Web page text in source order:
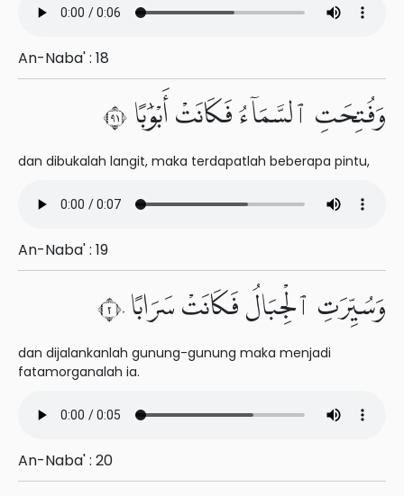
An-Naba' : 18
وَفُتِحَتِ ٱلسَّمَآءُ فَكَانَتْ أَبْوَٰبًا ١٩
dan dibukalah langit, maka terdapatlah beberapa pintu,
An-Naba' : 19
وَسُيِّرَتِ ٱلْجِبَالُ فَكَانَتْ سَرَابًا ٢٠
dan dijalankanlah gunung-gunung maka menjadi
fatamorganalah ia.
An-Naba' : 20